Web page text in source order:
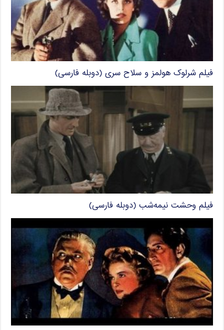
فیلم شرلوک هولمز و سلاح سری (دوبله فارسی)
فیلم وحشت نیمه‌شب (دوبله فارسی)